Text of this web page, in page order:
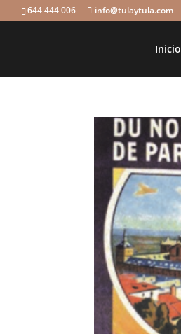
644 444 006 info@tulaytula.com
Inicio